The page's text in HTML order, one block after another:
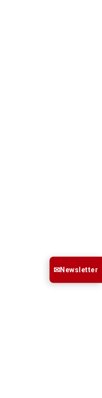
✉Newsletter